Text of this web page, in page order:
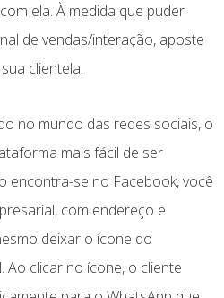
ela. À medida que puder
de vendas/interação, aposte
clientela.
no mundo das redes sociais, o
mais fácil de ser
encontra-se no Facebook, você
com endereço e
deixar o ícone do
Ao clicar no ícone, o cliente